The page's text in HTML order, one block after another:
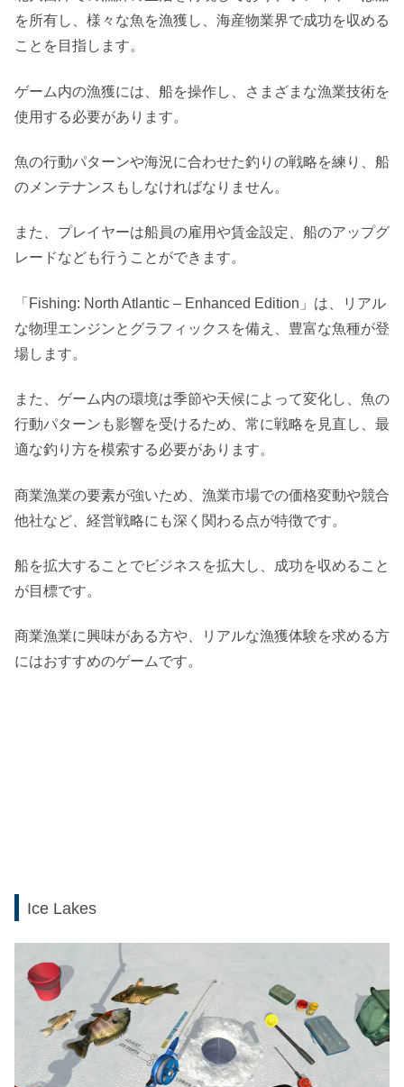
を所有し、様々な魚を漁獲し、海産物業界で成功を収める
ことを目指します。
ゲーム内の漁獲には、船を操作し、さまざまな漁業技術を
使用する必要があります。
魚の行動パターンや海況に合わせた釣りの戦略を練り、船
のメンテナンスもしなければなりません。
また、プレイヤーは船員の雇用や賃金設定、船のアップグ
レードなども行うことができます。
「Fishing: North Atlantic – Enhanced Edition」は、リアル
な物理エンジンとグラフィックスを備え、豊富な魚種が登
場します。
また、ゲーム内の環境は季節や天候によって変化し、魚の
行動パターンも影響を受けるため、常に戦略を見直し、最
適な釣り方を模索する必要があります。
商業漁業の要素が強いため、漁業市場での価格変動や競合
他社など、経営戦略にも深く関わる点が特徴です。
船を拡大することでビジネスを拡大し、成功を収めること
が目標です。
商業漁業に興味がある方や、リアルな漁獲体験を求める方
にはおすすめのゲームです。
Ice Lakes